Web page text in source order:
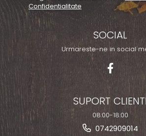
Confidentialitate
SOCIAL
Urmareste-ne in social
SUPORT
08:00-18:00
0742909014